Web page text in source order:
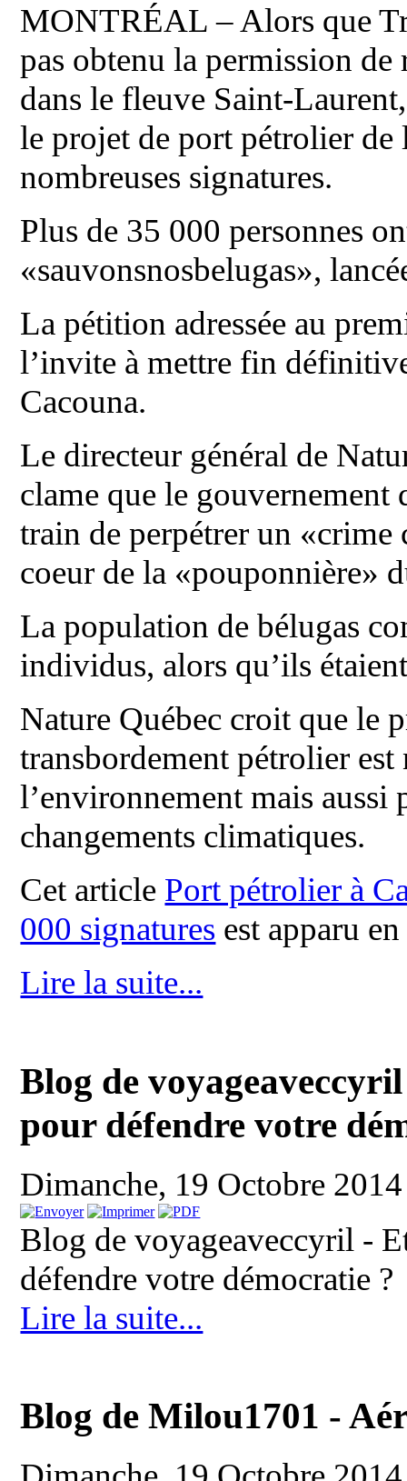
MONTRÉAL – Alors que
pas obtenu la permission
dans le fleuve Saint-
le projet de port pétrolier de
nombreuses signatures.
Plus de 35 000 personnes
«sauvonsnosbelugas»,
La pétition adressée au
l’invite à mettre fin
Cacouna.
Le directeur général de
clame que le gouvernement
train de perpétrer un
coeur de la «pouponnière»
La population de bélugas
individus, alors qu’ils
Nature Québec croit que le
transbordement pétrolier
l’environnement mais aussi
changements climatiques.
Cet article Port pétrolier à
000 signatures est apparu
Lire la suite...
Blog de
pour défendre votre
Dimanche, 19 Octobre
Blog de voyageaveccyril -
défendre votre démocratie ?
Lire la suite...
Blog de Milou1701 -